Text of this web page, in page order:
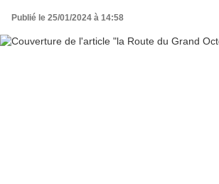
Publié le 25/01/2024 à 14:58